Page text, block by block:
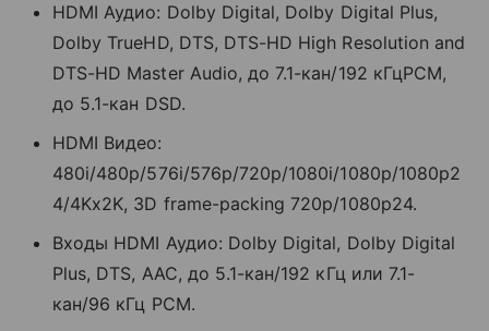
HDMI Аудио: Dolby Digital, Dolby Digital Plus,
Dolby TrueHD, DTS, DTS-HD High Resolution and
DTS-HD Master Audio, до 7.1-кан/192 кГцPCM,
до 5.1-кан DSD.
HDMI Видео:
480i/480p/576i/576p/720p/1080i/1080p/1080p2
4/4Kx2K, 3D frame-packing 720p/1080p24.
Входы HDMI Аудио: Dolby Digital, Dolby Digital
Plus, DTS, AAC, до 5.1-кан/192 кГц или 7.1-
кан/96 кГц PCM.